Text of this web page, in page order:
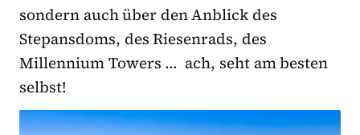
sondern auch über den Anblick des
Stepansdoms, des Riesenrads, des
Millennium Towers … ach, seht am besten
selbst!